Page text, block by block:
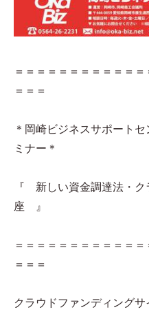
＝＝＝＝＝＝＝＝＝＝＝
＝＝＝
＊岡崎ビジネスサポート
ミナー＊
『 新しい資金調達法・
座 』
＝＝＝＝＝＝＝＝＝＝＝
＝＝＝
クラウドファンディングサ